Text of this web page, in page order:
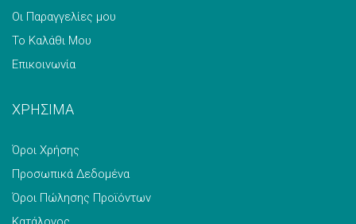
Οι Παραγγελίες μου
Το Καλάθι Μου
Επικοινωνία
ΧΡΗΣΙΜΑ
Όροι Χρήσης
Προσωπικά Δεδομένα
Όροι Πώλησης Προϊόντων